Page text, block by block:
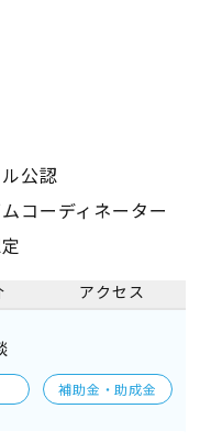
公認
コーディネーター
アクセス
補助金・助成金